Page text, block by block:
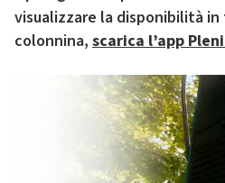
visualizzare la disponibilità
colonnina, scarica l’app